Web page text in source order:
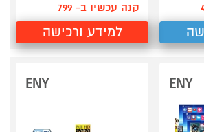
קנה עכשיו ב- 799
למידע ורכישה
ENY
ENY